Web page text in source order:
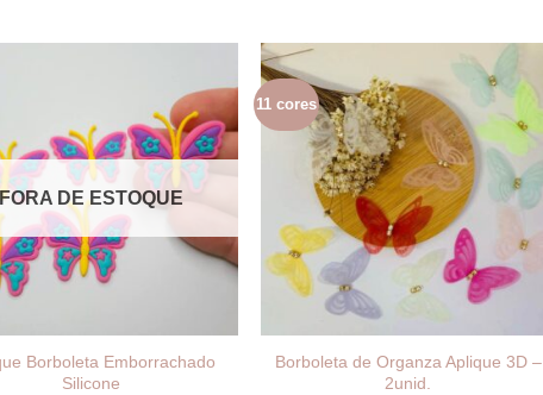
FORA DE ESTOQUE
Borboleta Emborrachado
Silicone
11 cores
Borboleta de Organza Aplique 3D –
2unid.